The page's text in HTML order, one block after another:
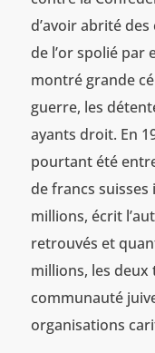
d’avoir abrité
de l’or spolié par
montré grande
guerre, les
ayants droit. En
pourtant été
de francs
millions, écrit
retrouvés et
millions, les
communauté
organisations